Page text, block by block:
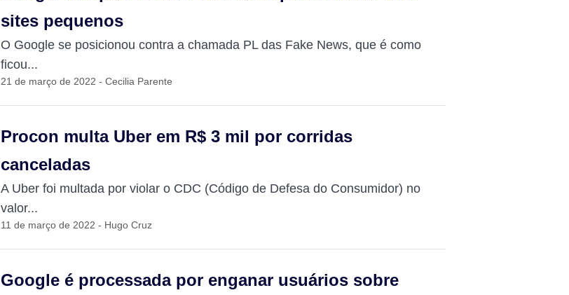
sites pequenos
O Google se posicionou contra a chamada PL das Fake News, que é como
ficou...
21 de março de 2022 - Cecilia Parente
Procon multa Uber em R$ 3 mil por corridas
canceladas
A Uber foi multada por violar o CDC (Código de Defesa do Consumidor) no
valor...
11 de março de 2022 - Hugo Cruz
Google é processada por enganar usuários sobre